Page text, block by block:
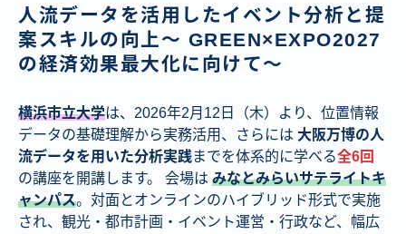
人流データを活用したイベント分析と提
案スキルの向上〜 GREEN×EXPO2027
の経済効果最大化に向けて〜
横浜市立大学は、2026年2月12日（木）より、位置情報
データの基礎理解から実務活用、さらには 大阪万博の人
流データを用いた分析実践までを体系的に学べる全6回
の講座を開講します。 会場は みなとみらいサテライトキ
ャンパス。対面とオンラインのハイブリッド形式で実施
され、観光・都市計画・イベント運営・行政など、幅広